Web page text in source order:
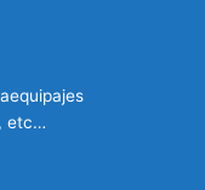
etc…